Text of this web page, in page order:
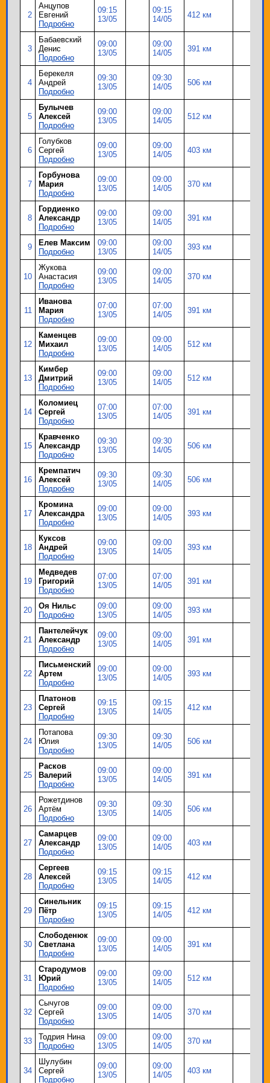
2
Анцупов
Евгений
Подробно
09:15
13/05
09:15
14/05
412 км
3
Бабаевский
Денис
Подробно
09:00
13/05
09:00
14/05
391 км
4
Берекеля
Андрей
Подробно
09:30
13/05
09:30
14/05
506 км
5
Булычев
Алексей
Подробно
09:00
13/05
09:00
14/05
512 км
6
Голубков
Сергей
Подробно
09:00
13/05
09:00
14/05
403 км
7
Горбунова
Мария
Подробно
09:00
13/05
09:00
14/05
370 км
8
Гордиенко
Александр
Подробно
09:00
13/05
09:00
14/05
391 км
9
Елев Максим
Подробно
09:00
13/05
09:00
14/05
393 км
10
Жукова
Анастасия
Подробно
09:00
13/05
09:00
14/05
370 км
11
Иванова
Мария
Подробно
07:00
13/05
07:00
14/05
391 км
12
Каменцев
Михаил
Подробно
09:00
13/05
09:00
14/05
512 км
13
Кимбер
Дмитрий
Подробно
09:00
13/05
09:00
14/05
512 км
14
Коломиец
Сергей
Подробно
07:00
13/05
07:00
14/05
391 км
15
Кравченко
Александр
Подробно
09:30
13/05
09:30
14/05
506 км
16
Кремпатич
Алексей
Подробно
09:30
13/05
09:30
14/05
506 км
17
Кромина
Александра
Подробно
09:00
13/05
09:00
14/05
393 км
18
Куксов
Андрей
Подробно
09:00
13/05
09:00
14/05
393 км
19
Медведев
Григорий
Подробно
07:00
13/05
07:00
14/05
391 км
20
Оя Нильс
Подробно
09:00
13/05
09:00
14/05
393 км
21
Пантелейчук
Александр
Подробно
09:00
13/05
09:00
14/05
391 км
22
Письменский
Артем
Подробно
09:00
13/05
09:00
14/05
393 км
23
Платонов
Сергей
Подробно
09:15
13/05
09:15
14/05
412 км
24
Потапова
Юлия
Подробно
09:30
13/05
09:30
14/05
506 км
25
Расков
Валерий
Подробно
09:00
13/05
09:00
14/05
391 км
26
Рожетдинов
Артём
Подробно
09:30
13/05
09:30
14/05
506 км
27
Самарцев
Александр
Подробно
09:00
13/05
09:00
14/05
403 км
28
Сергеев
Алексей
Подробно
09:15
13/05
09:15
14/05
412 км
29
Синельник
Пётр
Подробно
09:15
13/05
09:15
14/05
412 км
30
Слободенюк
Светлана
Подробно
09:00
13/05
09:00
14/05
391 км
31
Стародумов
Юрий
Подробно
09:00
13/05
09:00
14/05
512 км
32
Сычугов
Сергей
Подробно
09:00
13/05
09:00
14/05
370 км
33
Тодрия Нина
Подробно
09:00
13/05
09:00
14/05
370 км
34
Шулубин
Сергей
Подробно
09:00
13/05
09:00
14/05
403 км